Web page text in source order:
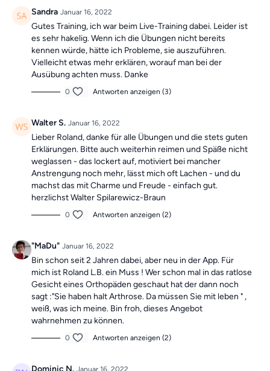
Das Beste: Die Übungseinheiten sind
Falls du also mal ein Training verpasst, machst du einfach am
nächsten Tag mit der neuen Übung weiter.Du findest die
einzelnen Videos immer in der Kollektion "Die Übung des Tages mit
Roland"imArchiv am Ende der Startseite. Die Übungsvideos sind
immer eine Woche für dich gespeichert.
Sandra Januar 16, 2022
Gutes Training, ich war beim Live-Training dabei. Leider ist
es sehr hakelig. Wenn ich die Übungen nicht bereits
kennen würde, hätte ich Probleme, sie auszuführen.
Vielleicht etwas mehr erklären, worauf man bei der
Ausübung achten muss. Danke
0 Antworten anzeigen (3)
Walter S. Januar 16, 2022
Lieber Roland, danke für alle Übungen und die stets guten
Erklärungen. Bitte auch weiterhin reimen und Späße nicht
weglassen - das lockert auf, motiviert bei mancher
Anstrengung noch mehr, lässt mich oft Lachen - und du
machst das mit Charme und Freude - einfach gut.
herzlichst Walter Spilarewicz-Braun
0 Antworten anzeigen (2)
"MaDu" Januar 16, 2022
Bin schon seit 2 Jahren dabei, aber neu in der App. Für
mich ist Roland L.B. ein Muss ! Wer schon mal in das ratlose
Gesicht eines Orthopäden geschaut hat der dann noch
sagt :"Sie haben halt Arthrose. Da müssen Sie mit leben " ,
weiß, was ich meine. Bin froh, dieses Angebot
wahrnehmen zu können.
0 Antworten anzeigen (2)
Dominic N. Januar 16, 2022